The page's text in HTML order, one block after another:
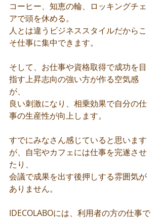
コーヒー、知恵の輪、ロッキングチェ
アで頭を休める。
人とは違うビジネススタイルだからこ
そ仕事に集中できます。
そして、お仕事や資格取得で成功を目
指す上昇志向の強い方が作る空気感
が、
良い刺激になり、相乗効果で自分の仕
事の生産性が向上します。
すでにみなさん感じていると思います
が、自宅やカフェには仕事を完遂させ
たり、
会議で成果を出す後押しする雰囲気が
ありません。
IDECOLABOには、利用者の方の仕事で